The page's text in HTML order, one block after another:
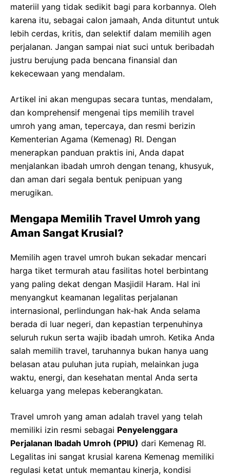
materiil yang tidak sedikit bagi para korbannya. Oleh
karena itu, sebagai calon jamaah, Anda dituntut untuk
lebih cerdas, kritis, dan selektif dalam memilih agen
perjalanan. Jangan sampai niat suci untuk beribadah
justru berujung pada bencana finansial dan
kekecewaan yang mendalam.
Artikel ini akan mengupas secara tuntas, mendalam,
dan komprehensif mengenai tips memilih travel
umroh yang aman, tepercaya, dan resmi berizin
Kementerian Agama (Kemenag) RI. Dengan
menerapkan panduan praktis ini, Anda dapat
menjalankan ibadah umroh dengan tenang, khusyuk,
dan aman dari segala bentuk penipuan yang
merugikan.
Mengapa Memilih Travel Umroh yang
Aman Sangat Krusial?
Memilih agen travel umroh bukan sekadar mencari
harga tiket termurah atau fasilitas hotel berbintang
yang paling dekat dengan Masjidil Haram. Hal ini
menyangkut keamanan legalitas perjalanan
internasional, perlindungan hak-hak Anda selama
berada di luar negeri, dan kepastian terpenuhinya
seluruh rukun serta wajib ibadah umroh. Ketika Anda
salah memilih travel, taruhannya bukan hanya uang
belasan atau puluhan juta rupiah, melainkan juga
waktu, energi, dan kesehatan mental Anda serta
keluarga yang melepas keberangkatan.
Travel umroh yang aman adalah travel yang telah
memiliki izin resmi sebagai Penyelenggara
Perjalanan Ibadah Umroh (PPIU) dari Kemenag RI.
Legalitas ini sangat krusial karena Kemenag memiliki
regulasi ketat untuk memantau kinerja, kondisi